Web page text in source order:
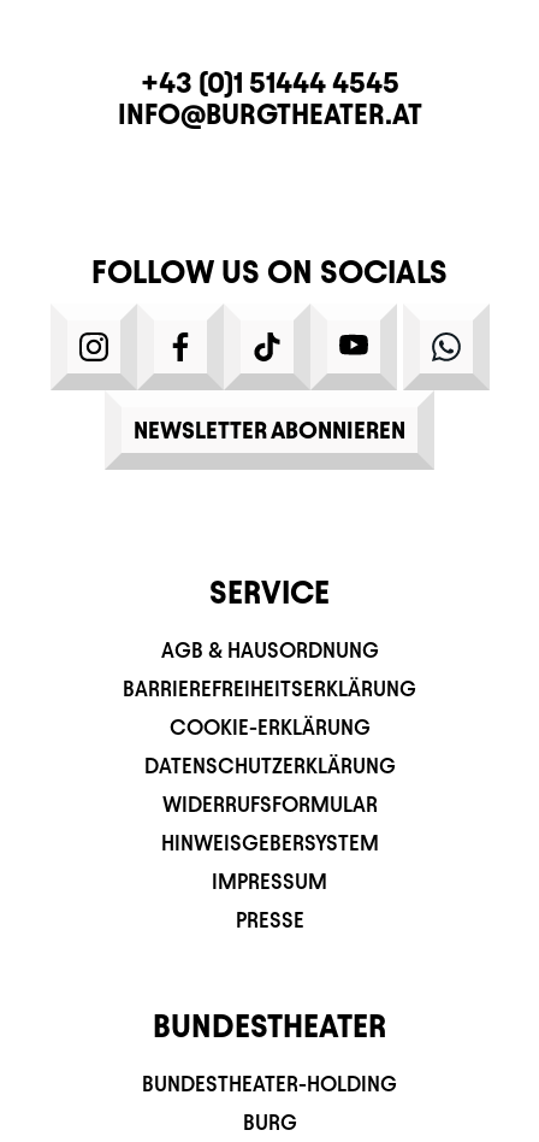
CONTACTTELEPHONE
+43 (0)1 51444 4545
E-MAIL
INFO@BURGTHEATER.AT
FOLLOW US ON SOCIALS
INSTAGRAMFACEBOOKTIKTOK YOUTUBE
NEWSLETTER ABONNIEREN
SERVICE
AGB & HAUSORDNUNG
BARRIEREFREIHEITSERKLÄRUNG
COOKIE-ERKLÄRUNG
DATENSCHUTZERKLÄRUNG
WIDERRUFSFORMULAR
HINWEISGEBERSYSTEM
IMPRESSUM
PRESSE
BUNDESTHEATER
BUNDESTHEATER-HOLDING
BURG